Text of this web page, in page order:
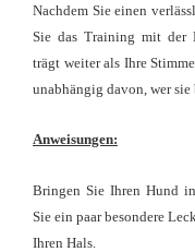
Nachdem Sie einen
Sie das Training mit der
trägt weiter als Ihre
unabhängig davon, wer sie
Anweisungen:
Bringen Sie Ihren Hund
Sie ein paar besondere
Ihren Hals.